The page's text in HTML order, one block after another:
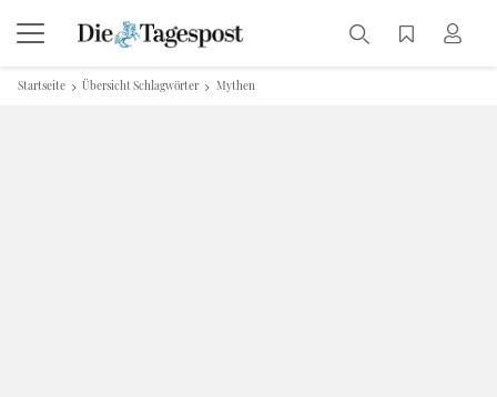
Startseite Übersicht Schlagwörter Mythen